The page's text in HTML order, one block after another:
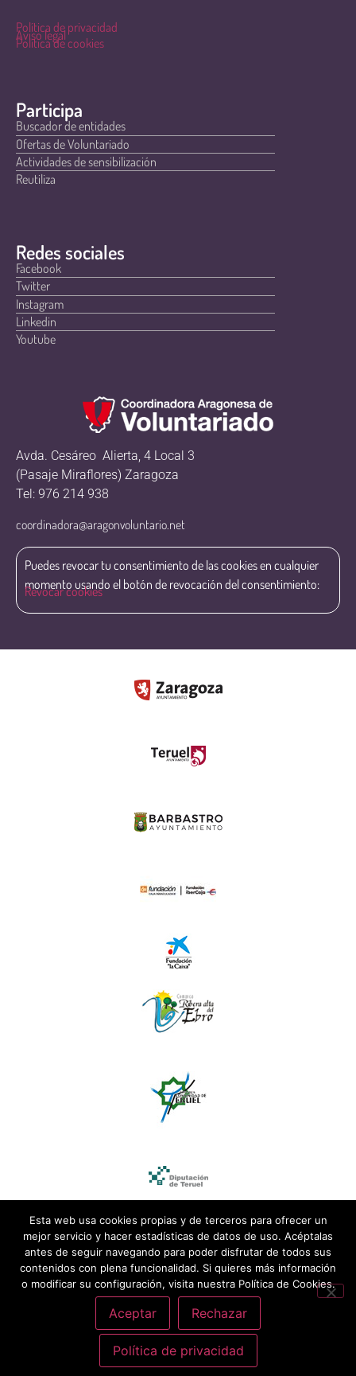
Política de privacidad
Aviso legal
Política de cookies
Participa
Buscador de entidades
Ofertas de Voluntariado
Actividades de sensibilización
Reutiliza
Redes sociales
Facebook
Twitter
Instagram
Linkedin
Youtube
Avda. Cesáreo Alierta, 4 Local 3
(Pasaje Miraflores) Zaragoza
Tel: 976 214 938
coordinadora@aragonvoluntario.net
Puedes revocar tu consentimiento de las cookies en cualquier
momento usando el botón de revocación del consentimiento:
Revocar cookies
Esta web usa cookies propias y de terceros para ofrecer un
mejor servicio y hacer estadísticas de datos de uso. Acéptalas
antes de seguir navegando para poder disfrutar de todos sus
contenidos con plena funcionalidad. Si quieres más información
o modificar su configuración, visita nuestra Política de Cookies.
Aceptar Rechazar
Política de privacidad